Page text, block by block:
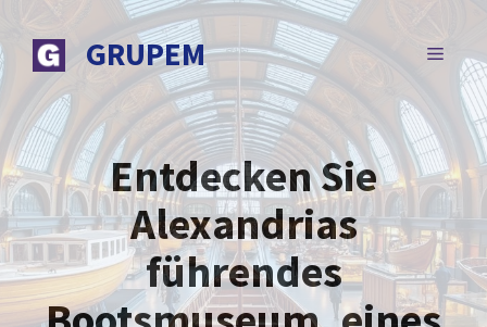
Inhalt
springen
GRUPEM MENÜ
Entdecken Sie
Alexandrias
führendes